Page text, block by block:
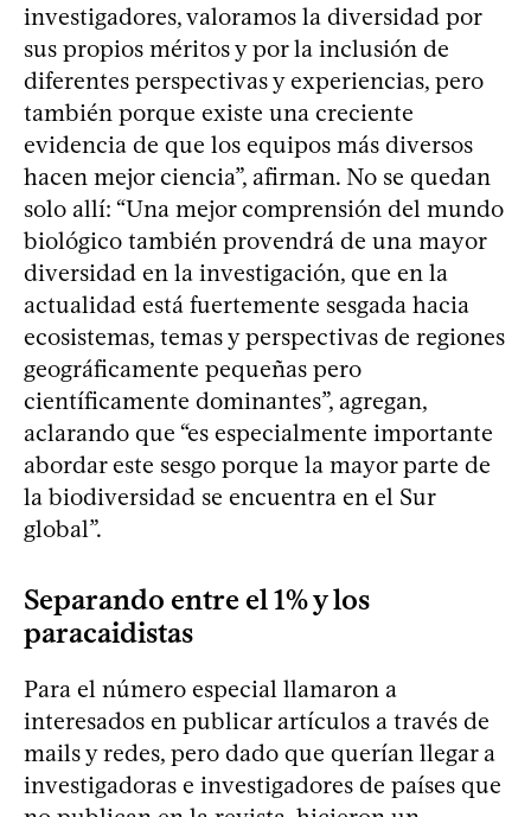
investigadores, valoramos la diversidad por
sus propios méritos y por la inclusión de
diferentes perspectivas y experiencias, pero
también porque existe una creciente
evidencia de que los equipos más diversos
hacen mejor ciencia”, afirman. No se quedan
solo allí: “Una mejor comprensión del mundo
biológico también provendrá de una mayor
diversidad en la investigación, que en la
actualidad está fuertemente sesgada hacia
ecosistemas, temas y perspectivas de regiones
geográficamente pequeñas pero
científicamente dominantes”, agregan,
aclarando que “es especialmente importante
abordar este sesgo porque la mayor parte de
la biodiversidad se encuentra en el Sur
global”.
Separando entre el 1% y los
paracaidistas
Para el número especial llamaron a
interesados en publicar artículos a través de
mails y redes, pero dado que querían llegar a
investigadoras e investigadores de países que